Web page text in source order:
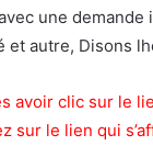
une
autre, Disons
avoir clic sur le
sur le lien qui